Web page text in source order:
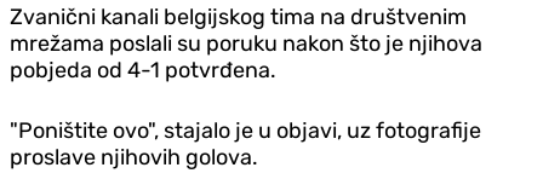
Zvanični kanali belgijskog tima na društvenim
mrežama poslali su poruku nakon što je njihova
pobjeda od 4-1 potvrđena.
"Poništite ovo", stajalo je u objavi, uz fotografije
proslave njihovih golova.